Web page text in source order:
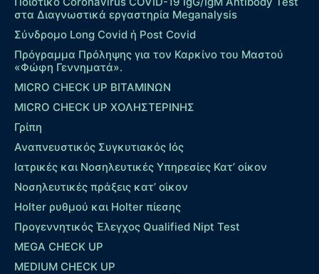
στα Διαγνωστικά εργαστηρία Meganalysis
Σύνδρομο Long Covid ή Post Covid
Πρόγραμμα Πρόληψης για τον Καρκίνο του Μαστού
«Φώφη Γεννηματά».
MICRO CHECK UP ΒΙΤΑΜΙΝΩΝ
MICRO CHECK UP ΧΟΛΗΣΤΕΡΙΝΗΣ
Γρίπη
Αναπνευστικός Συγκυτιακός Ιός
Ιατρικές και Νοσηλευτικές Υπηρεσίες Κατ’ οίκον
Νοσηλευτικές πράξεις κατ’ οίκον
Holter ρυθμού και Holter πίεσης
Προγεννητικός Έλεγχος Qualified Nipt Test
MEGA CHECK UP
MEDIUM CHECK UP